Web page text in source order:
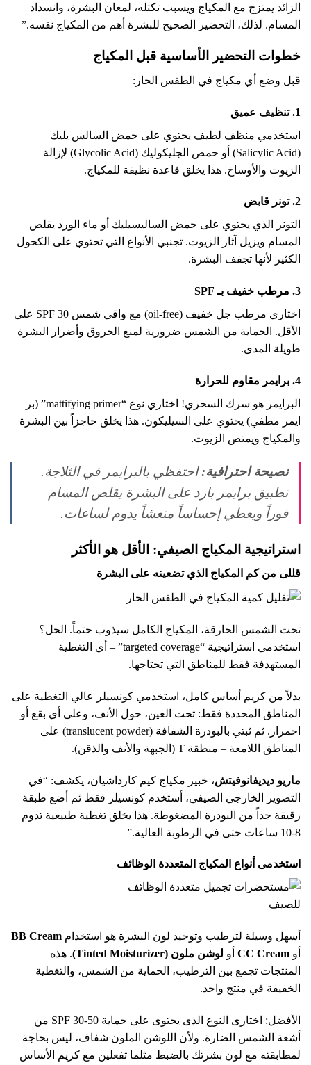
الزائد يمتزج مع المكياج ويسبب تكتله، لمعان البشرة، وانسداد
المسام. لذلك، التحضير الصحيح للبشرة أهم من المكياج نفسه.”
خطوات التحضير الأساسية قبل المكياج
قبل وضع أي مكياج في الطقس الحار:
1. تنظيف عميق
استخدمي منظف لطيف يحتوي على حمض السالس يليك
(Salicylic Acid) أو حمض الجليكوليك (Glycolic Acid) لإزالة
الزيوت والأوساخ. هذا يخلق قاعدة نظيفة للمكياج.
2. تونر قابض
التونر الذي يحتوي على حمض الساليسيليك أو ماء الورد يقلص
المسام ويزيل آثار الزيوت. تجنبي الأنواع التي تحتوي على الكحول
الكثير لأنها تجفف البشرة.
3. مرطب خفيف بـ SPF
اختاري مرطب جل خفيف (oil-free) مع واقي شمس SPF 30 على
الأقل. الحماية من الشمس ضرورية لمنع الحروق وأضرار البشرة
طويلة المدى.
4. برايمر مقاوم للحرارة
البرايمر هو سرك السحري! اختاري نوع “mattifying primer” (بر
ايمر مطفي) يحتوي على السيليكون. هذا يخلق حاجزاً بين البشرة
والمكياج ويمتص الزيوت.
نصيحة احترافية:احتفظي بالبرايمر في الثلاجة.
تطبيق برايمر بارد على البشرة يقلص المسام
فوراً ويعطي إحساساً منعشاً يدوم لساعات.
استراتيجية المكياج الصيفي: الأقل هو الأكثر
قللى من كم المكياج الذي تضعينه على البشرة
تحت الشمس الحارقة، المكياج الكامل سيذوب حتماً. الحل؟
استخدمي استراتيجية “targeted coverage” – أي التغطية
المستهدفة فقط للمناطق التي تحتاجها.
بدلاً من كريم أساس كامل، استخدمي كونسيلر عالي التغطية على
المناطق المحددة فقط: تحت العين، حول الأنف، وعلى أي بقع أو
احمرار. ثم ثبتي بالبودرة الشفافة (translucent powder) على
المناطق اللامعة – منطقة T (الجبهة والأنف والذقن).
ماريو ديديفانوفيتش، خبير مكياج كيم كارداشيان، يكشف: “في
التصوير الخارجي الصيفي، أستخدم كونسيلر فقط ثم أضع طبقة
رقيقة جداً من البودرة المضغوطة. هذا يخلق تغطية طبيعية تدوم
8-10 ساعات حتى في الرطوبة العالية.”
استخدمى أنواع المكياج المتعددة الوظائف
أسهل وسيلة لترطيب وتوحيد لون البشرة هو استخدام BB Cream
أو CC Cream أو لوشن ملون (Tinted Moisturizer)
. هذه
المنتجات تجمع بين الترطيب، الحماية من الشمس، والتغطية
الخفيفة في منتج واحد.
الأفضل: اختارى النوع الذى يحتوى على حماية SPF 30-50 من
أشعة الشمس الضارة. ولأن اللوشن الملون شفاف، ليس بحاجة
لمطابقته مع لون بشرتك بالضبط مثلما تفعلين مع كريم الأساس